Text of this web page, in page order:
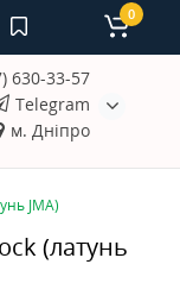
630-33-57
Telegram
м. Дніпро
0
JMA)
(латунь